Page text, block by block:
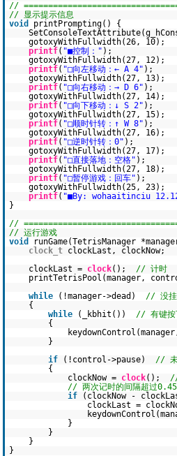
//
// 显示提示信息
void
printPrompting() {
gotoxyWithFullwidth(26, 10);
printf( "■控制：" );
gotoxyWithFullwidth(27, 12);
printf( "□向左移动：← A 4" );
gotoxyWithFullwidth(27, 13);
printf( "□向右移动：→ D 6" );
gotoxyWithFullwidth(27, 14);
printf( "□向下移动：↓ S 2" );
gotoxyWithFullwidth(27, 15);
printf( "□顺时针转：↑ W 8" );
gotoxyWithFullwidth(27, 16);
printf( "□逆时针转：0" );
gotoxyWithFullwidth(27, 17);
printf( "□直接落地：空格" );
gotoxyWithFullwidth(27, 18);
printf( "□暂停游戏：回车" );
gotoxyWithFullwidth(25, 23);
printf( "■By: wohaaitinciu
}
//
// 运行游戏
void
runGame(TetrisManager
clock_t clockLast, clockNow;
clockLast = clock(); // 计时
printTetrisPool(manager,
while
(!manager->dead) // 没挂
{
while
(_kbhit()) // 有键按
{
}
if
(!control->pause) // 未
{
clockNow = clock();
// 两次记时的间隔超过
if
(clockNow -
clockLast =
}
}
}
}